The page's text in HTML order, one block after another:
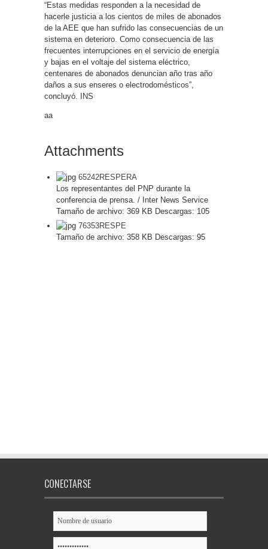
“Estas medidas responden a la necesidad de
hacerle justicia a los cientos de miles de abonados
de la AEE que han sufrido las consecuencias de un
sistema en deterioro. Como consecuencia de las
frecuentes interrupciones en el servicio de energía
y bajas en el voltaje del sistema eléctrico,
centenares de abonados denuncian año tras año
daños a sus enseres o electrodomésticos”,
concluyó. INS
aa
Attachments
65242RESPERA
Los representantes del PNP durante la
conferencia de prensa. / Inter News Service
Tamaño de archivo: 369 KB Descargas: 105
76353RESPE
Tamaño de archivo: 358 KB Descargas: 95
CONECTARSE